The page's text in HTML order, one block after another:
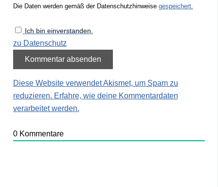
Die Daten werden gemäß der Datenschutzhinweise gespeichert.
Ich bin einverstanden.
zu Datenschutz
Diese Website verwendet Akismet, um Spam zu
reduzieren. Erfahre, wie deine Kommentardaten
verarbeitet werden.
0Kommentare